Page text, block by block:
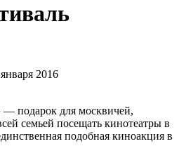
января 2016
для москвичей,
семьей посещать кинотеатры в
подобная киноакция в